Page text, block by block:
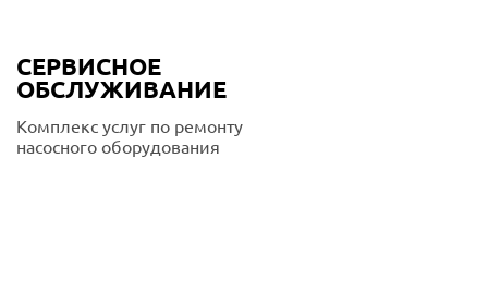
СЕРВИСНОЕ
ОБСЛУЖИВАНИЕ
Комплекс услуг по ремонту
насосного оборудования